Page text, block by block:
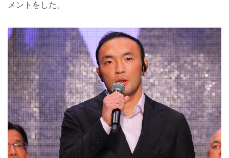
メントをした。